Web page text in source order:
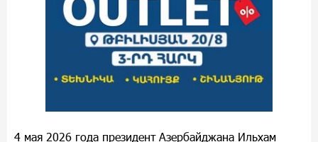
4 мая 2026 года президент Азербайджана Ильхам